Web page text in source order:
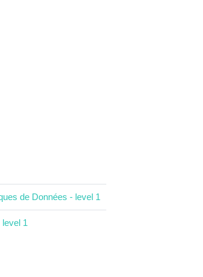
de Données - level 1
1